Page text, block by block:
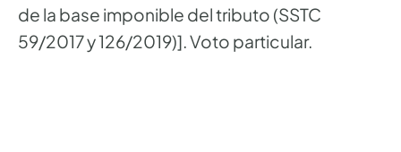
de la base imponible del tributo (SSTC
59/2017 y 126/2019)]. Voto particular.